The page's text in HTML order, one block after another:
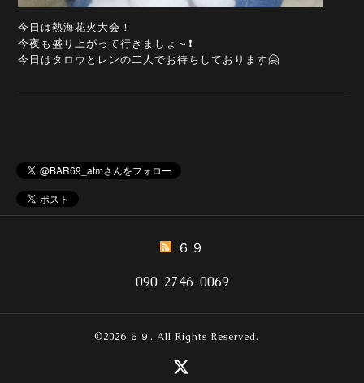
今日は熱海花火大会！
今夜も盛り上がって行きましょ～❗
今日はタロウとレンの二人でお待ちしております🤗
６９
090-2746-0069
©2026 ６９ . All Rights Reserved.